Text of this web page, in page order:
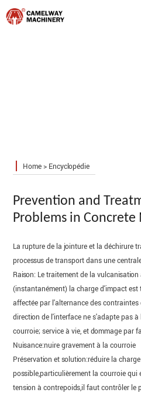
Home> Encyclopédie
Prevention and
Problems in
La rupture de la jointure et la déchirure
processus de transport dans une
Raison: Le traitement de la
(instantanément) la charge d'impact
affectée par l'alternance des
direction de l'interface ne s'adapte pas
courroie; service à vie, et dommage par
Nuisance:nuire gravement à la courroie
Préservation et solution:réduire la
possible,particulièrement la courroie qui
tension à contrepoids,il faut contrôler le